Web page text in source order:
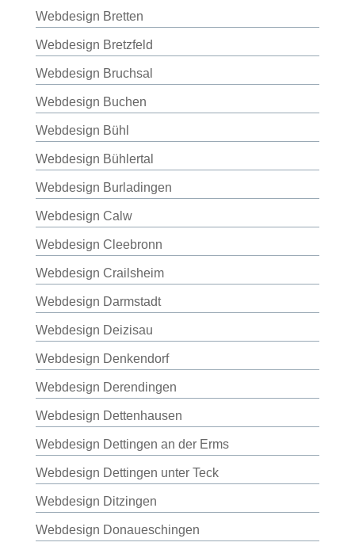
Webdesign Bretten
Webdesign Bretzfeld
Webdesign Bruchsal
Webdesign Buchen
Webdesign Bühl
Webdesign Bühlertal
Webdesign Burladingen
Webdesign Calw
Webdesign Cleebronn
Webdesign Crailsheim
Webdesign Darmstadt
Webdesign Deizisau
Webdesign Denkendorf
Webdesign Derendingen
Webdesign Dettenhausen
Webdesign Dettingen an der Erms
Webdesign Dettingen unter Teck
Webdesign Ditzingen
Webdesign Donaueschingen